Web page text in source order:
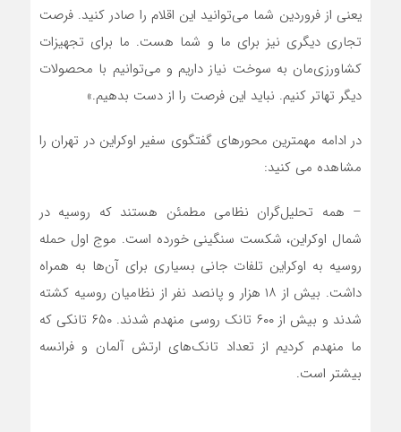
یعنی از فروردین شما می‌توانید این اقلام را صادر کنید. فرصت
تجاری دیگری نیز برای ما و شما هست. ما برای تجهیزات
کشاورزی‌مان به سوخت نیاز داریم و می‌توانیم با محصولات
دیگر تهاتر کنیم. نباید این فرصت را از دست بدهیم.»
در ادامه مهمترین محور‌های گفتگوی سفیر اوکراین در تهران را
مشاهده می کنید:
– همه تحلیل‌گران نظامی مطمئن هستند که روسیه در
شمال اوکراین، شکست سنگینی خورده است. موج اول حمله
روسیه به اوکراین تلفات جانی بسیاری برای آن‌ها به همراه
داشت. بیش از ۱۸ هزار و پانصد نفر از نظامیان روسیه کشته
شدند و بیش از ۶۰۰ تانک روسی منهدم شدند. ۶۵۰ تانکی که
ما منهدم کردیم از تعداد تانک‌های ارتش آلمان و فرانسه
بیشتر است.